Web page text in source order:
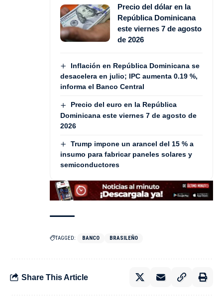
Precio del dólar en la
República Dominicana
este viernes 7 de agosto
de 2026
Inflación en República Dominicana se
desacelera en julio; IPC aumenta 0.19 %,
informa el Banco Central
Precio del euro en la República
Dominicana este viernes 7 de agosto de
2026
Trump impone un arancel del 15 % a
insumo para fabricar paneles solares y
semiconductores
TAGGED: BANCO BRASILEÑO
Share This Article